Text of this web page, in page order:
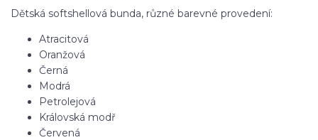
Dětská softshellová bunda, různé barevné provedení:
Atracitová
Oranžová
Černá
Modrá
Petrolejová
Královská modř
Červená